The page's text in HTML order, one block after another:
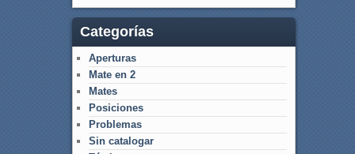
Categorías
Aperturas
Mate en 2
Mates
Posiciones
Problemas
Sin catalogar